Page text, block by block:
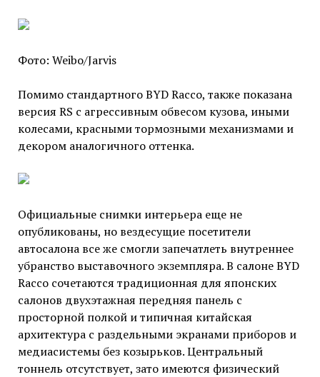
Фото: Weibo/Jarvis
Помимо стандартного BYD Racco, также показана
версия RS с агрессивным обвесом кузова, иными
колесами, красными тормозными механизмами и
декором аналогичного оттенка.
Официальные снимки интерьера еще не
опубликованы, но вездесущие посетители
автосалона все же смогли запечатлеть внутреннее
убранство выставочного экземпляра. В салоне BYD
Racco сочетаются традиционная для японских
салонов двухэтажная передняя панель с
просторной полкой и типичная китайская
архитектура с раздельными экранами приборов и
медиасистемы без козырьков. Центральный
тоннель отсутствует, зато имеются физический